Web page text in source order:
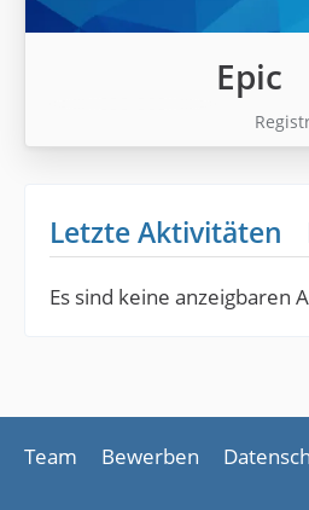
Epic
Letzte Aktivitäten
Es sind keine anzeigbaren
Team Bewerben